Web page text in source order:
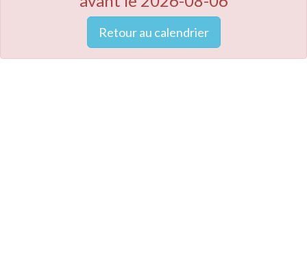
Retour au calendrier